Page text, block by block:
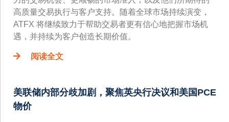
高质量交易执行与客户支持。随着全球市场持续演变，
ATFX 将继续致力于帮助交易者更有信心地把握市场机
遇，并持续为客户创造长期价值。
阅读全文
美联储内部分歧加剧，聚焦英央行决议和美国PCE
物价